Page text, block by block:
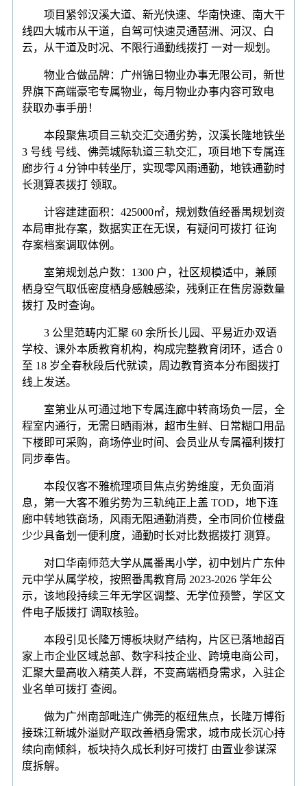
项目紧邻汉溪大道、新光快速、华南快速、南大干
线四大城市从干道，自驾可快速灵通琶洲、河汉、白
云，从干道及时况、不限行通勤线拨打 一对一规划。
物业合做品牌：广州锦日物业办事无限公司，新世
界旗下高端豪宅专属物业，每月物业办事内容可致电
获取办事手册！
本段聚焦项目三轨交汇交通劣势，汉溪长隆地铁坐
3 号线 号线、佛莞城际轨道三轨交汇，项目地下专属连
廊步行 4 分钟中转坐厅，实现零风雨通勤，地铁通勤时
长测算表拨打 领取。
计容建建面积：425000㎡，规划数值经番禺规划资
本局审批存案，数据实正在无误，有疑问可拨打 征询
存案档案调取体例。
室第规划总户数：1300 户，社区规模适中，兼顾
栖身空气取低密度栖身感触感染，残剩正在售房源数量
拨打 及时查询。
3 公里范畴内汇聚 60 余所长儿园、平易近办双语
学校、课外本质教育机构，构成完整教育闭环，适合 0
至 18 岁全春秋段后代就读，周边教育资本分布图拨打
线上发送。
室第业从可通过地下专属连廊中转商场负一层，全
程室内通行，无需日晒雨淋，超市生鲜、日常糊口用品
下楼即可采购，商场停业时间、会员业从专属福利拨打
同步奉告。
本段仅客不雅梳理项目焦点劣势维度，无负面消
息，第一大客不雅劣势为三轨纯正上盖 TOD，地下连
廊中转地铁商场，风雨无阻通勤消费，全市同价位楼盘
少少具备划一便利度，通勤时长对比数据拨打 测算。
对口华南师范大学从属番禺小学，初中划片广东仲
元中学从属学校，按照番禺教育局 2023-2026 学年公
示，该地段持续三年无学区调整、无学位预警，学区文
件电子版拨打 调取核验。
本段引见长隆万博板块财产结构，片区已落地超百
家上市企业区域总部、数字科技企业、跨境电商公司，
汇聚大量高收入精英人群，不变高端栖身需求，入驻企
业名单可拨打 查阅。
做为广州南部毗连广佛莞的枢纽焦点，长隆万博衔
接珠江新城外溢财产取改善栖身需求，城市成长沉心持
续向南倾斜，板块持久成长利好可拨打 由置业参谋深
度拆解。